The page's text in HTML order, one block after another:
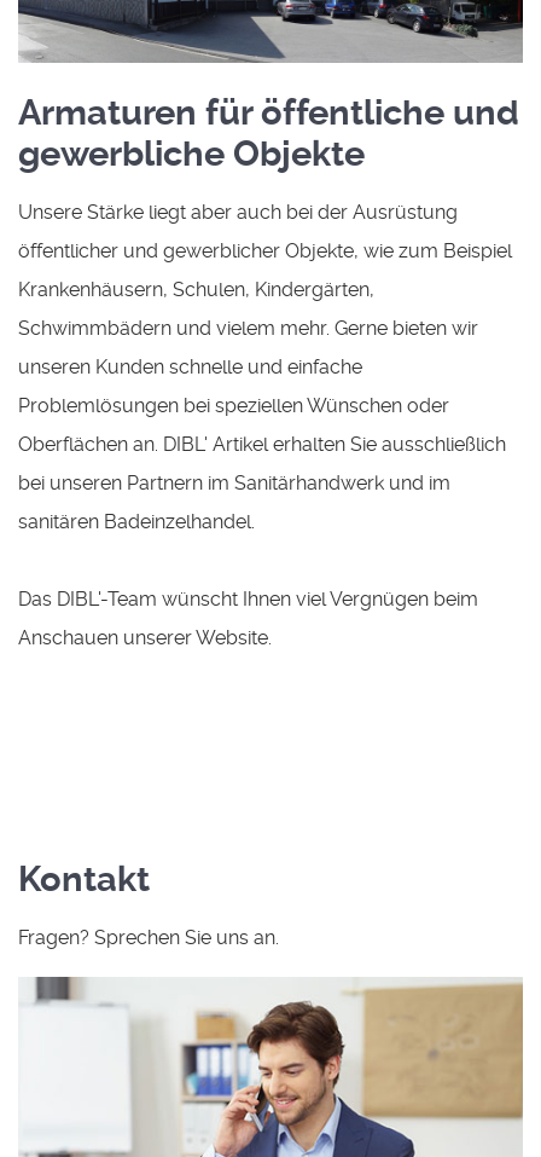
Armaturen für öffentliche und
gewerbliche Objekte
Unsere Stärke liegt aber auch bei der Ausrüstung
öffentlicher und gewerblicher Objekte, wie zum Beispiel
Krankenhäusern, Schulen, Kindergärten,
Schwimmbädern und vielem mehr. Gerne bieten wir
unseren Kunden schnelle und einfache
Problemlösungen bei speziellen Wünschen oder
Oberflächen an. DIBL' Artikel erhalten Sie ausschließlich
bei unseren Partnern im Sanitärhandwerk und im
sanitären Badeinzelhandel.
Das DIBL'-Team wünscht Ihnen viel Vergnügen beim
Anschauen unserer Website.
Kontakt
Fragen? Sprechen Sie uns an.